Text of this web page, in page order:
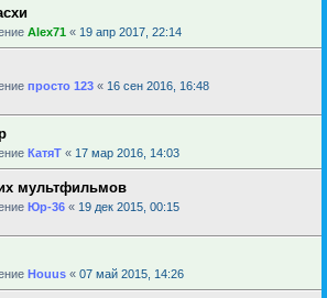
Alex71 « 19 апр 2017, 22:14
просто 123 « 16 сен 2016, 16:48
КатяТ « 17 мар 2016, 14:03
мультфильмов
Юр-36 « 19 дек 2015, 00:15
Houus « 07 май 2015, 14:26